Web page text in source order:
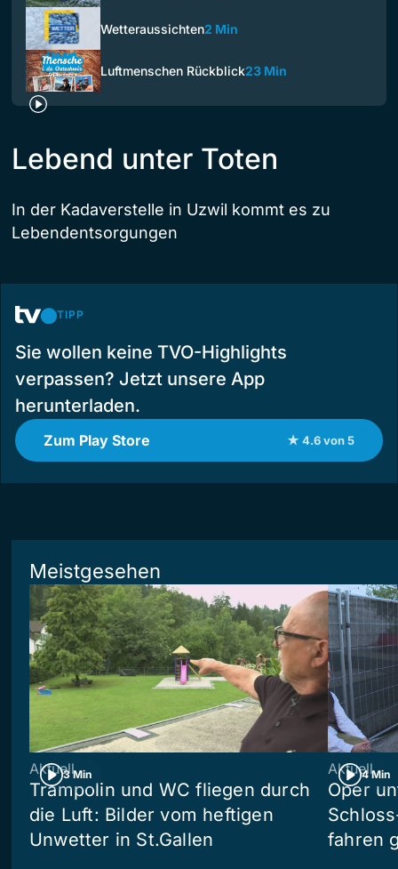
Wetteraussichten2 Min
Luftmenschen Rückblick23 Min
Lebend unter Toten
In der Kadaverstelle in Uzwil kommt es zu
Lebendentsorgungen
TIPP
Sie wollen keine TVO-Highlights
verpassen? Jetzt unsere App
herunterladen.
Zum Play Store ★ 4.6 von 5
Meistgesehen
3 Min
Aktuell
Trampolin und WC fliegen durch
die Luft: Bilder vom heftigen
Unwetter in St.Gallen
4 Min
Aktuell
Oper
fahren